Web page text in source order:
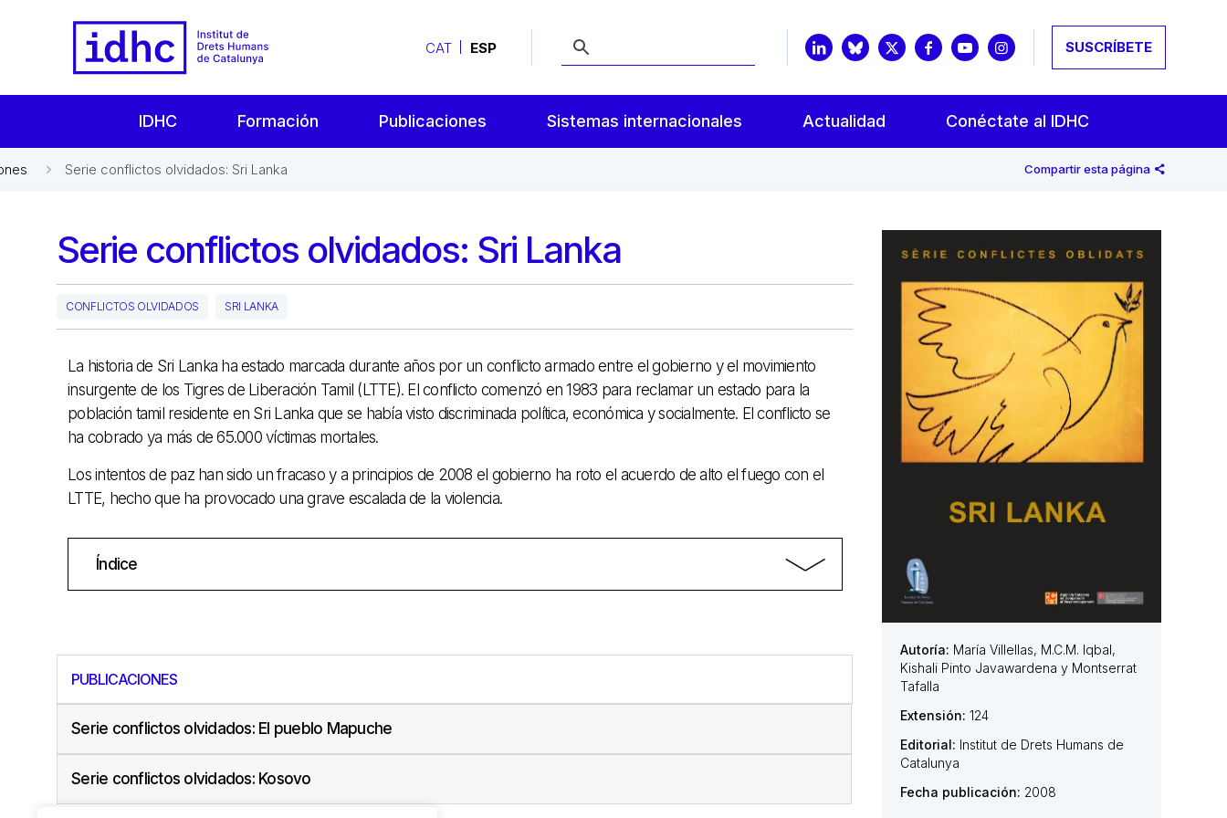
CAT ESP SUSCRÍBETE
IDHC Formación Publicaciones Sistemas internacionales Actualidad Conéctate al IDHC
Serie conflictos olvidados: Sri Lanka Compartir esta página
Serie conflictos olvidados: Sri Lanka
CONFLICTOS OLVIDADOS SRI LANKA
La historia de Sri Lanka ha estado marcada durante años por un conflicto armado entre el gobierno y el movimiento
insurgente de los Tigres de Liberación Tamil (LTTE). El conflicto comenzó en 1983 para reclamar un estado para la
población tamil residente en Sri Lanka que se había visto discriminada política, económica y socialmente. El conflicto se
ha cobrado ya más de 65.000 víctimas mortales.
Los intentos de paz han sido un fracaso y a principios de 2008 el gobierno ha roto el acuerdo de alto el fuego con el
LTTE, hecho que ha provocado una grave escalada de la violencia.
Índice
PUBLICACIONES
Serie conflictos olvidados: El pueblo Mapuche
Serie conflictos olvidados: Kosovo
Autoría: María Villellas, M.C.M. Iqbal,
Kishali Pinto Javawardena y Montserrat
Tafalla
Extensión: 124
Editorial: Institut de Drets Humans de
Catalunya
Fecha publicación: 2008